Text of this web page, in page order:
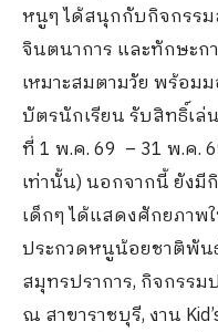
หนูๆ ได้สนุกกับกิจกรร
จินตนาการ และทักษะก
เหมาะสมตามวัย พร้อม
บัตรนักเรียน รับสิทธิ์เล่
ที่ 1 พ.ค. 69 – 31 พ.ค.
เท่านั้น) นอกจากนี้ ยังมี
เด็กๆ ได้แสดงศักยภาพ
ประกวดหนูน้อยชาติพัน
สมุทรปราการ, กิจกรร
ณ สาขาราชบุรี, งาน